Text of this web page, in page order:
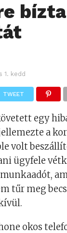
1. kedd
TWEET
egy
a
volt
ügyfele
tűr meg
okos